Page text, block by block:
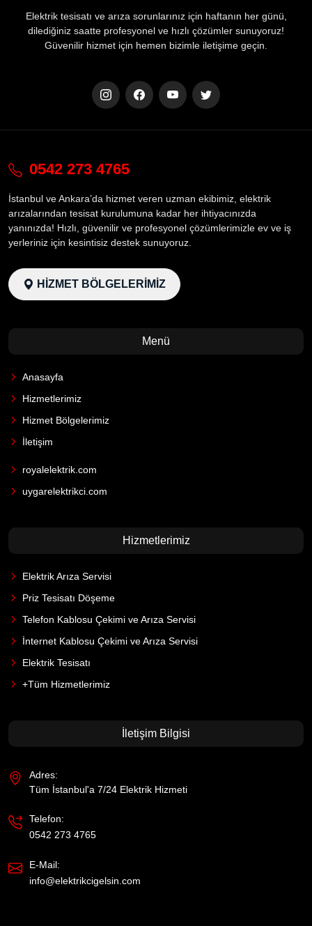
Elektrik tesisatı ve arıza sorunlarınız için haftanın her günü,
dilediğiniz saatte profesyonel ve hızlı çözümler sunuyoruz!
Güvenilir hizmet için hemen bizimle iletişime geçin.
0542 273 4765
İstanbul ve Ankara’da hizmet veren uzman ekibimiz, elektrik
arızalarından tesisat kurulumuna kadar her ihtiyacınızda
yanınızda! Hızlı, güvenilir ve profesyonel çözümlerimizle ev ve iş
yerleriniz için kesintisiz destek sunuyoruz.
HİZMET BÖLGELERİMİZ
Menü
Anasayfa
Hizmetlerimiz
Hizmet Bölgelerimiz
İletişim
royalelektrik.com
uygarelektrikci.com
Hizmetlerimiz
Elektrik Arıza Servisi
Priz Tesisatı Döşeme
Telefon Kablosu Çekimi ve Arıza Servisi
İnternet Kablosu Çekimi ve Arıza Servisi
Elektrik Tesisatı
+Tüm Hizmetlerimiz
İletişim Bilgisi
Adres:
Tüm İstanbul'a 7/24 Elektrik Hizmeti
Telefon:
0542 273 4765
E-Mail:
info@elektrikcigelsin.com